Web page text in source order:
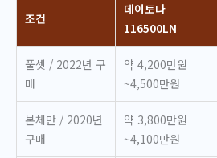
조건
데이토나
116500LN
풀셋 / 2022년 구
매
약 4,200만원
~4,500만원
본체만 / 2020년
구매
약 3,800만원
~4,100만원